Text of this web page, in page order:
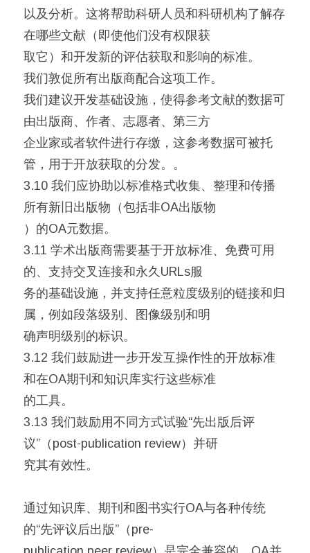
以及分析。这将帮助科研人员和科研机构了解存
在哪些文献（即使他们没有权限获
取它）和开发新的评估获取和影响的标准。
我们敦促所有出版商配合这项工作。
我们建议开发基础设施，使得参考文献的数据可
由出版商、作者、志愿者、第三方
企业家或者软件进行存缴，这参考数据可被托
管，用于开放获取的分发。。
3.10 我们应协助以标准格式收集、整理和传播
所有新旧出版物（包括非OA出版物
）的OA元数据。
3.11 学术出版商需要基于开放标准、免费可用
的、支持交叉连接和永久URLs服
务的基础设施，并支持任意粒度级别的链接和归
属，例如段落级别、图像级别和明
确声明级别的标识。
3.12 我们鼓励进一步开发互操作性的开放标准
和在OA期刊和知识库实行这些标准
的工具。
3.13 我们鼓励用不同方式试验“先出版后评
议”（post-publication review）并研
究其有效性。
通过知识库、期刊和图书实行OA与各种传统
的“先评议后出版”（pre-